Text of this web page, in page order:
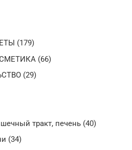
(179)
(66)
(29)
тракт, печень (40)
(34)